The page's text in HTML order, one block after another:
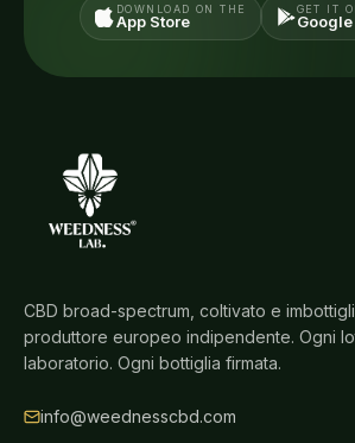
DOWNLOAD ON THE
App Store
GET IT
CBD broad-spectrum, coltivato e
produttore europeo indipendente. Ogni
laboratorio. Ogni bottiglia firmata.
info@weednesscbd.com